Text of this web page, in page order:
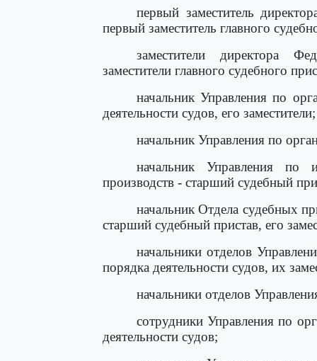
первый заместитель
первый заместитель главного
заместители директора
заместители главного судебного
начальник Управления по
деятельности судов, его заместители;
начальник Управления по
начальник Управления по
производств - старший судебный
начальник Отдела судебных
старший судебный пристав, его
начальники отделов
порядка деятельности судов, их
начальники отделов
сотрудники Управления по
деятельности судов;